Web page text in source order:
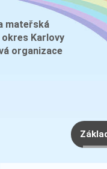
mateřská
Karlovy
organizace